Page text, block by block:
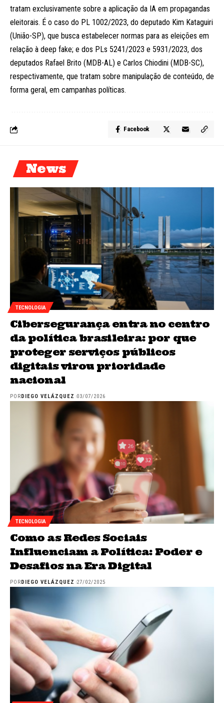
tratam exclusivamente sobre a aplicação da IA em propagandas
eleitorais. É o caso do PL 1002/2023, do deputado Kim Kataguiri
(União-SP), que busca estabelecer normas para as eleições em
relação à deep fake; e dos PLs 5241/2023 e 5931/2023, dos
deputados Rafael Brito (MDB-AL) e Carlos Chiodini (MDB-SC),
respectivamente, que tratam sobre manipulação de conteúdo, de
forma geral, em campanhas políticas.
Facebook
News
TECNOLOGIA
Cibersegurança entra no centro
da política brasileira: por que
proteger serviços públicos
digitais virou prioridade
nacional
POR DIEGO VELÁZQUEZ 03/07/2026
TECNOLOGIA
Como as Redes Sociais
Influenciam a Política: Poder e
Desafios na Era Digital
POR DIEGO VELÁZQUEZ 27/02/2025